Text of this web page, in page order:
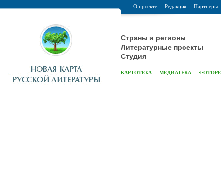
О проекте Редакция Партнеры
Страны и регионы
Литературные проекты
Студия
КАРТОТЕКА МЕДИАТЕКА